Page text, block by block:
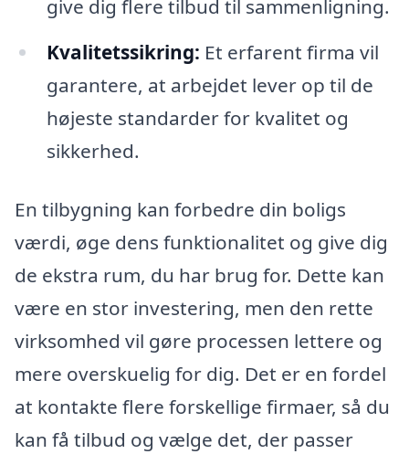
give dig flere tilbud til sammenligning.
Kvalitetssikring: Et erfarent firma vil
garantere, at arbejdet lever op til de
højeste standarder for kvalitet og
sikkerhed.
En tilbygning kan forbedre din boligs
værdi, øge dens funktionalitet og give dig
de ekstra rum, du har brug for. Dette kan
være en stor investering, men den rette
virksomhed vil gøre processen lettere og
mere overskuelig for dig. Det er en fordel
at kontakte flere forskellige firmaer, så du
kan få tilbud og vælge det, der passer